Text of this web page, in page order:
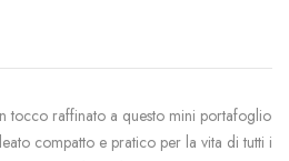
tocco raffinato a questo mini portafoglio
compatto e pratico per la vita di tutti i